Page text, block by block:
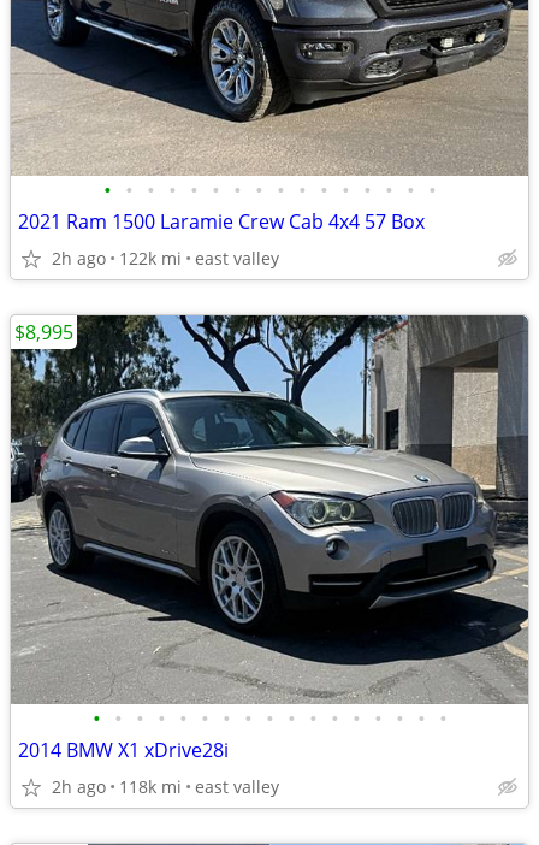
• • • • • • • • • • • • • • • •
2021 Ram 1500 Laramie Crew Cab 4x4 57 Box
2h ago 122k mi east valley
• • • • • • • • • • • • • • • • •
2014 BMW X1 xDrive28i
2h ago 118k mi east valley
$8,995